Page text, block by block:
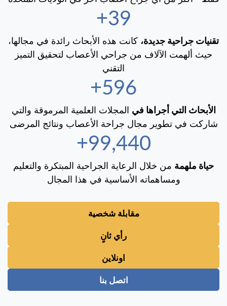
40+
تقنيات جراحية جديدة، كانت هذه الأبحاث رائدة في مجالها،
حيث ألهمت الآلاف من جراحي الأعصاب لتحقيق التميز
التقني
600+
الأبحاث التي أجراها في المجلات العلمية المرموقة والتي
شاركت في تطوير مجال جراحة الأعصاب ونتائج المرضى
100,000+
حياة ملهمة من خلال الرعاية الجراحية المبتكرة والتعليم
ومساهماته الأساسية في هذا المجال
مقابلة شخصية
رأي ثانٍ
اونلاين
اتصل بنا